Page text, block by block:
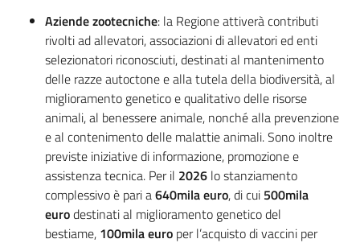
Aziende zootecniche: la Regione attiverà contributi
rivolti ad allevatori, associazioni di allevatori ed enti
selezionatori riconosciuti, destinati al mantenimento
delle razze autoctone e alla tutela della biodiversità, al
miglioramento genetico e qualitativo delle risorse
animali, al benessere animale, nonché alla prevenzione
e al contenimento delle malattie animali. Sono inoltre
previste iniziative di informazione, promozione e
assistenza tecnica. Per il 2026 lo stanziamento
complessivo è pari a640mila euro, di cui 500mila
eurodestinati al miglioramento genetico del
bestiame, 100mila euro per l’acquisto di vaccini per